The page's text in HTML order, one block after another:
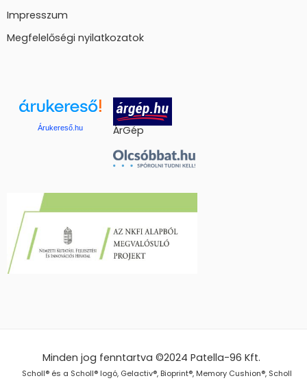
Impresszum
Megfelelőségi nyilatkozatok
Árukereső.hu ÁrGép
Minden jog fenntartva ©2024Patella-96 Kft.
Scholl® és a Scholl® logó, Gelactiv®, Bioprint®, Memory Cushion®, Scholl